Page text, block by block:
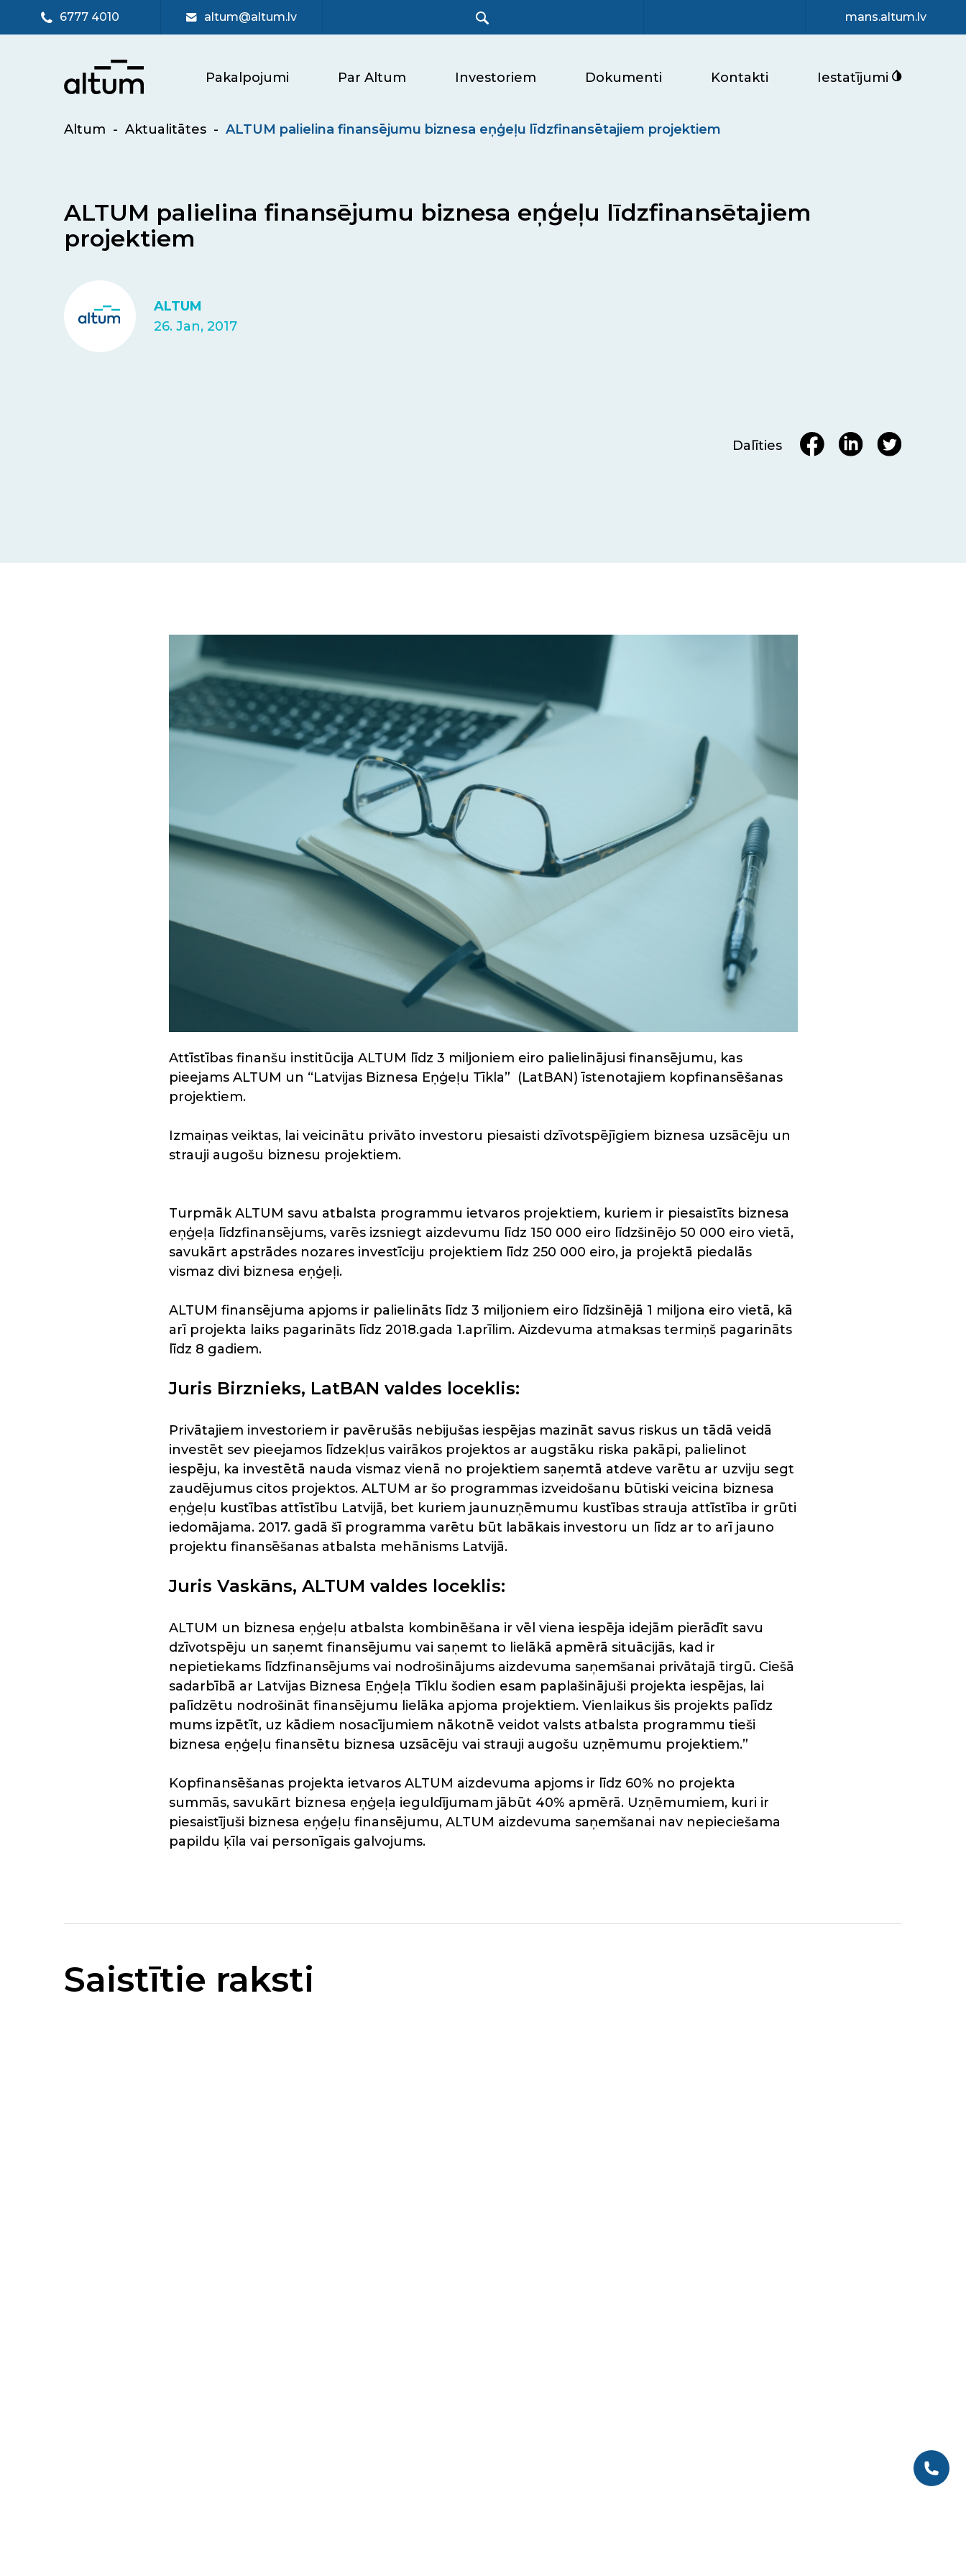
6777 4010 altum@altum.lv mans.altum.lv
Pakalpojumi Par Altum Investoriem Dokumenti Kontakti Iestatījumi
Altum - Aktualitātes - ALTUM palielina finansējumu biznesa eņģeļu līdzfinansētajiem projektiem
ALTUM palielina finansējumu biznesa eņģeļu līdzfinansētajiem
projektiem
ALTUM
26. Jan, 2017
Dalīties
Attīstības finanšu institūcija ALTUM līdz 3 miljoniem eiro palielinājusi finansējumu, kas
pieejams ALTUM un “Latvijas Biznesa Eņģeļu Tīkla” (LatBAN) īstenotajiem kopfinansēšanas
projektiem.
Izmaiņas veiktas, lai veicinātu privāto investoru piesaisti dzīvotspējīgiem biznesa uzsācēju un
strauji augošu biznesu projektiem.
Turpmāk ALTUM savu atbalsta programmu ietvaros projektiem, kuriem ir piesaistīts biznesa
eņģeļa līdzfinansējums, varēs izsniegt aizdevumu līdz 150 000 eiro līdzšinējo 50 000 eiro vietā,
savukārt apstrādes nozares investīciju projektiem līdz 250 000 eiro, ja projektā piedalās
vismaz divi biznesa eņģeļi.
ALTUM finansējuma apjoms ir palielināts līdz 3 miljoniem eiro līdzšinējā 1 miljona eiro vietā, kā
arī projekta laiks pagarināts līdz 2018.gada 1.aprīlim. Aizdevuma atmaksas termiņš pagarināts
līdz 8 gadiem.
Juris Birznieks, LatBAN valdes loceklis:
Privātajiem investoriem ir pavērušās nebijušas iespējas mazināt savus riskus un tādā veidā
investēt sev pieejamos līdzekļus vairākos projektos ar augstāku riska pakāpi, palielinot
iespēju, ka investētā nauda vismaz vienā no projektiem saņemtā atdeve varētu ar uzviju segt
zaudējumus citos projektos. ALTUM ar šo programmas izveidošanu būtiski veicina biznesa
eņģeļu kustības attīstību Latvijā, bet kuriem jaunuzņēmumu kustības strauja attīstība ir grūti
iedomājama. 2017. gadā šī programma varētu būt labākais investoru un līdz ar to arī jauno
projektu finansēšanas atbalsta mehānisms Latvijā.
Juris Vaskāns, ALTUM valdes loceklis:
ALTUM un biznesa eņģeļu atbalsta kombinēšana ir vēl viena iespēja idejām pierādīt savu
dzīvotspēju un saņemt finansējumu vai saņemt to lielākā apmērā situācijās, kad ir
nepietiekams līdzfinansējums vai nodrošinājums aizdevuma saņemšanai privātajā tirgū. Ciešā
sadarbībā ar Latvijas Biznesa Eņģeļa Tīklu šodien esam paplašinājuši projekta iespējas, lai
palīdzētu nodrošināt finansējumu lielāka apjoma projektiem. Vienlaikus šis projekts palīdz
mums izpētīt, uz kādiem nosacījumiem nākotnē veidot valsts atbalsta programmu tieši
biznesa eņģeļu finansētu biznesa uzsācēju vai strauji augošu uzņēmumu projektiem.”
Kopfinansēšanas projekta ietvaros ALTUM aizdevuma apjoms ir līdz 60% no projekta
summās, savukārt biznesa eņģeļa ieguldījumam jābūt 40% apmērā. Uzņēmumiem, kuri ir
piesaistījuši biznesa eņģeļu finansējumu, ALTUM aizdevuma saņemšanai nav nepieciešama
papildu ķīla vai personīgais galvojums.
Saistītie raksti